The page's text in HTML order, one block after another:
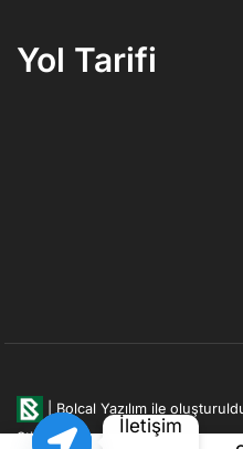
Yol Tarifi
Bolcal Yazılım ile
Şti. firmasına aittir.
İletişim